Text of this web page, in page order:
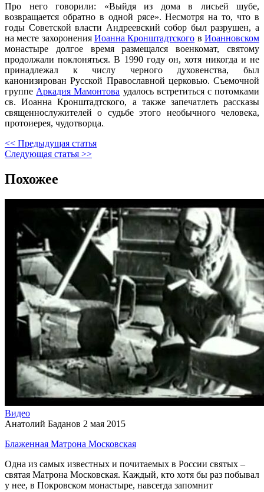
Про него говорили: «Выйдя из дома в лисьей шубе,
возвращается обратно в одной рясе». Несмотря на то, что в
годы Советской власти Андреевский собор был разрушен, а
на месте захоронения Иоанна Кронштадтского вИоанновском
монастыре долгое время размещался военкомат, святому
продолжали поклоняться. В 1990 году он, хотя никогда и не
принадлежал к числу черного духовенства, был
канонизирован Русской Православной церковью. Съемочной
группе Аркадия Мамонтова удалось встретиться с потомками
св. Иоанна Кронштадтского, а также запечатлеть рассказы
священнослужителей о судьбе этого необычного человека,
протоиерея, чудотворца.
<< Предыдущая статья
Следующая статья >>
Похожее
Видео
Анатолий Баданов 2 мая 2015
Блаженная Матрона Московская
Одна из самых известных и почитаемых в России святых –
святая Матрона Московская. Каждый, кто хотя бы раз побывал
у нее, в Покровском монастыре, навсегда запомнит